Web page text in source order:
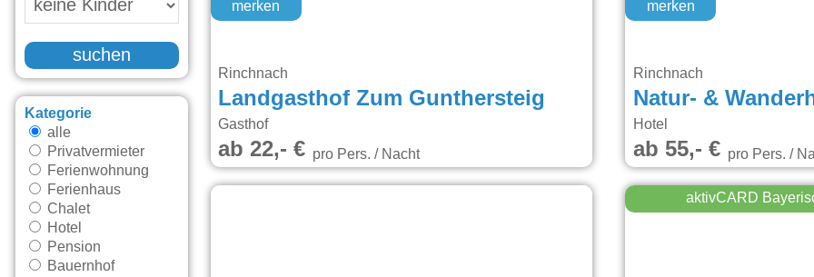
suchen
Kategorie
alle
Privatvermieter
Ferienwohnung
Ferienhaus
Chalet
Hotel
Pension
Bauernhof
merken
Rinchnach
Landgasthof Zum Gunthersteig
Gasthof
ab 22,- € pro Pers. / Nacht
merken
Rinchnach
Hotel
ab 55,- €pro Pers. /
aktivCARD